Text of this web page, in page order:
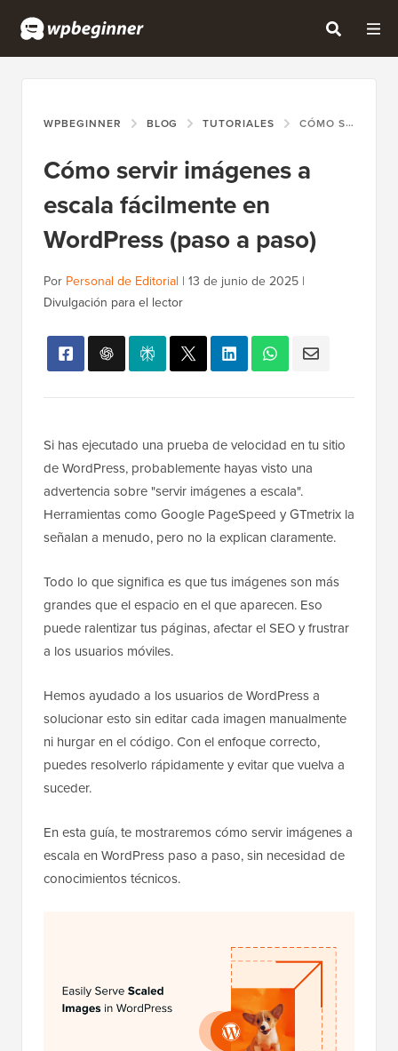
WPBEGINNER BLOG TUTORIALES CÓMO SERVIR IMÁGENES A ESCALA FÁCILMENTE EN WORDPRESS (PASO A PASO)
Cómo servir imágenes a
escala fácilmente en
WordPress (paso a paso)
Por Personal de Editorial | 13 de junio de 2025 |
Divulgación para el lector
Si has ejecutado una prueba de velocidad en tu sitio
de WordPress, probablemente hayas visto una
advertencia sobre "servir imágenes a escala".
Herramientas como Google PageSpeed y GTmetrix la
señalan a menudo, pero no la explican claramente.
Todo lo que significa es que tus imágenes son más
grandes que el espacio en el que aparecen. Eso
puede ralentizar tus páginas, afectar el SEO y frustrar
a los usuarios móviles.
Hemos ayudado a los usuarios de WordPress a
solucionar esto sin editar cada imagen manualmente
ni hurgar en el código. Con el enfoque correcto,
puedes resolverlo rápidamente y evitar que vuelva a
suceder.
En esta guía, te mostraremos cómo servir imágenes a
escala en WordPress paso a paso, sin necesidad de
conocimientos técnicos.